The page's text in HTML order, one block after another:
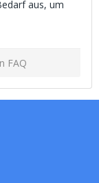
aus, um
FAQ